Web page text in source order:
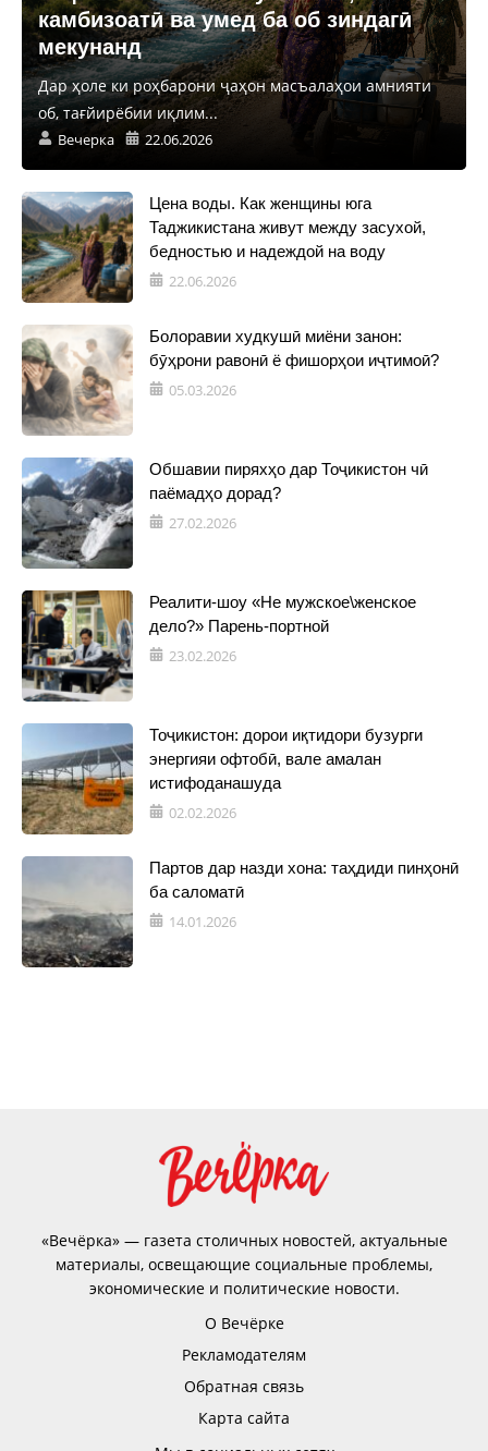
камбизоатӣ ва умед ба об зиндагӣ
мекунанд
Дар ҳоле ки роҳбарони ҷаҳон масъалаҳои амнияти
об, тағйирёбии иқлим...
Вечерка 22.06.2026
Цена воды. Как женщины юга
Таджикистана живут между засухой,
бедностью и надеждой на воду
22.06.2026
Болоравии худкушӣ миёни занон:
бӯҳрони равонӣ ё фишорҳои иҷтимоӣ?
05.03.2026
Обшавии пиряхҳо дар Тоҷикистон чӣ
паёмадҳо дорад?
27.02.2026
Реалити-шоу «Не мужское\женское
дело?» Парень-портной
23.02.2026
Тоҷикистон: дорои иқтидори бузурги
энергияи офтобӣ, вале амалан
истифоданашуда
02.02.2026
Партов дар назди хона: таҳдиди пинҳонӣ
ба саломатӣ
14.01.2026
«Вечёрка» — газета столичных новостей, актуальные
материалы, освещающие социальные проблемы,
экономические и политические новости.
О Вечёрке
Рекламодателям
Обратная связь
Карта сайта